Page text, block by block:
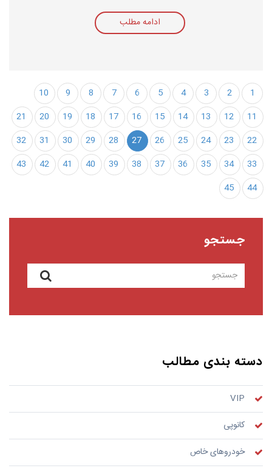
ادامه مطلب
1
2
3
4
5
6
7
8
9
10
11
12
13
14
15
16
17
18
19
20
21
22
23
24
25
26
27
28
29
30
31
32
33
34
35
36
37
38
39
40
41
42
43
44
45
جستجو
دسته بندی مطالب
VIP
کانوپی
خودروهای خاص